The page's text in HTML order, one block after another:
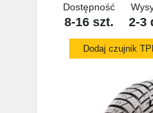
Dostępność
8-16 szt. 2-3
Dodaj czujnik